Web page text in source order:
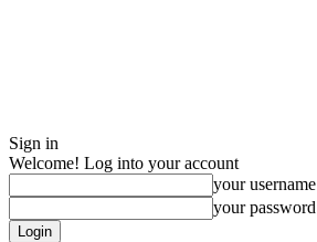
Sign in
Welcome! Log into your account
your username
your password